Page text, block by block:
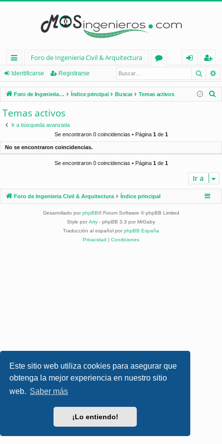
Este sitio web utiliza cookies para asegurar que
obtenga la mejor experiencia en nuestro sitio
web. Saber más
¡Lo entiendo!
nl
ac
es
rá
d
Foro de Ingenieria Civil & Arquitectura
os
nt
ifi
eg
ist
ra
Identificarse Registrarse
Foro de Ingenieria Civil & Arquitectura Índice principal Buscar Temas activos
Temas activos
Ir a búsqueda avanzada
Se encontraron 0 coincidencias • Página 1de 1
No se encontraron coincidencias.
Se encontraron 0 coincidencias • Página 1de 1
Ir a
Foro de Ingenieria Civil & Arquitectura Índice principal
Desarrollado por phpBB® Forum Software © phpBB Limited
Style por Arty - phpBB 3.3 por MrGaby
Traducción al español por phpBB España
Privacidad | Condiciones